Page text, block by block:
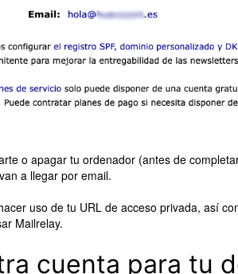
o apagar tu ordenador (antes de
a llegar por email.
uso de tu URL de acceso privada, así
Mailrelay.
cuenta para tu